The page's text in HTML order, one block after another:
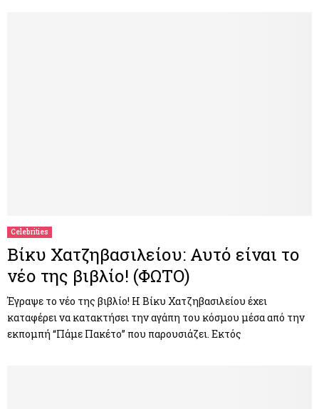
Celebrities
Βίκυ Χατζηβασιλείου: Αυτό είναι το
νέο της βιβλίο! (ΦΩΤΟ)
Έγραψε το νέο της βιβλίο! Η Βίκυ Χατζηβασιλείου έχει
καταφέρει να κατακτήσει την αγάπη του κόσμου μέσα από την
εκπομπή “Πάμε Πακέτο” που παρουσιάζει. Εκτός